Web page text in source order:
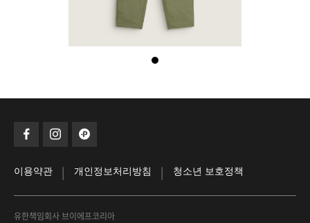
이용약관 | 개인정보처리방침 | 청소년 보호정책
유한책임회사 브이에프코리아